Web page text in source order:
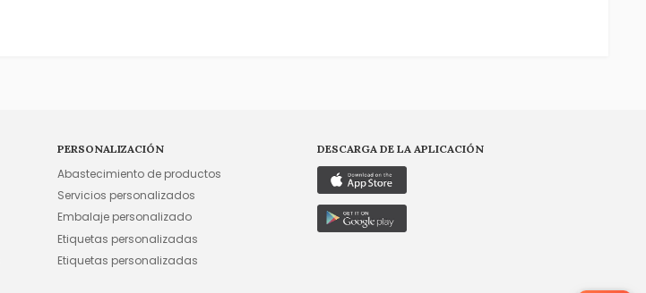
PERSONALIZACIÓN
Abastecimiento de productos
Servicios personalizados
Embalaje personalizado
Etiquetas personalizadas
Etiquetas personalizadas
DESCARGA DE LA APLICACIÓN